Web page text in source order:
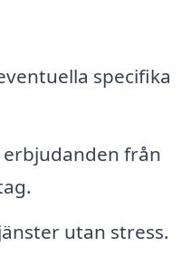
specifika
från
utan stress.